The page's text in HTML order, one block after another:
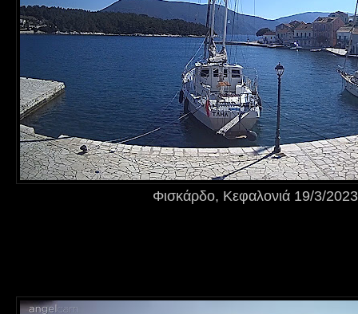
Φισκάρδο, Κεφαλονιά 19/3/